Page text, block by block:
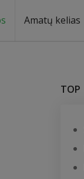
Amatų kelias
TOP